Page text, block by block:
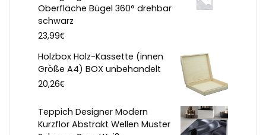
Oberfläche Bügel 360° drehbar
schwarz
23,99€
Holzbox Holz-Kassette (innen
Größe A4) BOX unbehandelt
20,26€
Teppich Designer Modern
Kurzflor Abstrakt Wellen Muster